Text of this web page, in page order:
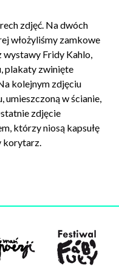
jest Centrum
Zapoznałem/am
danych
Polityce prywatności.
zdjęć. Na dwóch
włożyliśmy zamkowe
wystawy Fridy Kahlo,
plakaty zwinięte
kolejnym zdjęciu
umieszczoną w ścianie,
zdjęcie
którzy niosą kapsułę
korytarz.